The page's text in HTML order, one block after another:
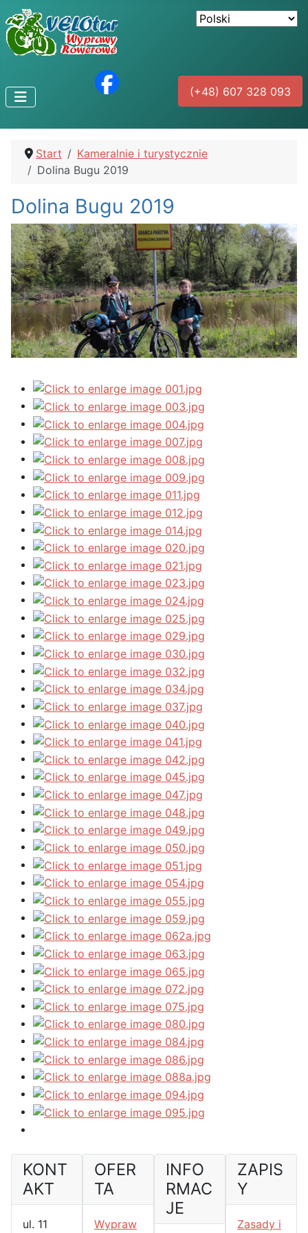
(+48) 607 328 093
Start
Kameralnie i turystycznie
Dolina Bugu 2019
Dolina Bugu 2019
KONT
AKT
ul. 11
OFER
TA
Wypraw
INFO
RMAC
JE
ZAPIS
Y
Zasady i